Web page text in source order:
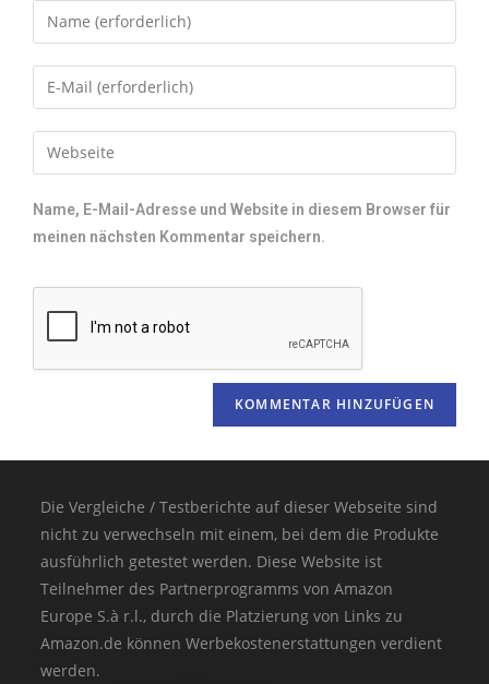
Name, E-Mail-Adresse und Website in diesem Browser für
meinen nächsten Kommentar speichern.
Die Vergleiche / Testberichte auf dieser Webseite sind
nicht zu verwechseln mit einem, bei dem die Produkte
ausführlich getestet werden. Diese Website ist
Teilnehmer des Partnerprogramms von Amazon
Europe S.à r.l., durch die Platzierung von Links zu
Amazon.de können Werbekostenerstattungen verdient
werden.